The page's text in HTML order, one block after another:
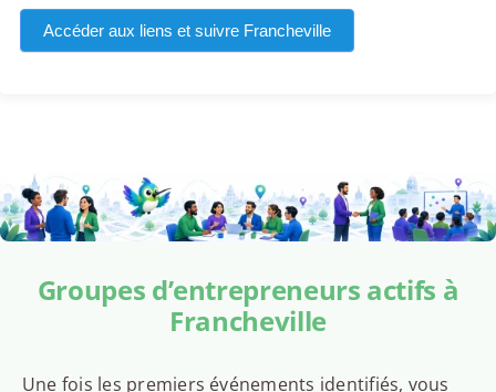
Accéder aux liens et suivre Francheville
Groupes d’entrepreneurs actifs à
Francheville
Une fois les premiers événements identifiés, vous